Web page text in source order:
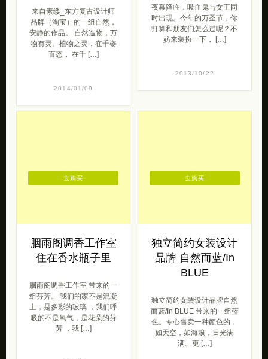
来自素缕_东方复古设计师
品牌（淘宝）的一组自然，
安静的作品。 自然造物，万
物有灵。植物之灵，在千姿
百态， 在千 […]
2014/01/09
夜幕降临，吸血鬼与女王同
时出现。今年的万圣节，你
打算和朋友们怎么过呢？不
妨来装扮一下， […]
2013/10/22
胭雨阁调香工作室
住在香水瓶子里
胭雨阁调香工作室 带来的一
组芬芳。 我们的家不是混凝
土，是多彩的玻璃 ，我们呼
吸的不是氧气，是花朵的芬
芳 ，我 […]
去购买
独立简约女装设计
品牌 自然而蓝/In
BLUE
独立简约女装设计品牌自然
而蓝/In BLUE 带来的一组蓝
色。专心售卖一种颜色的，
如天空，如海浪，日光满
满。更 […]
去购买